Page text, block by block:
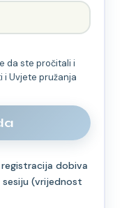
da ste pročitali i
i Uvjete pružanja
dobiva
(vrijednost